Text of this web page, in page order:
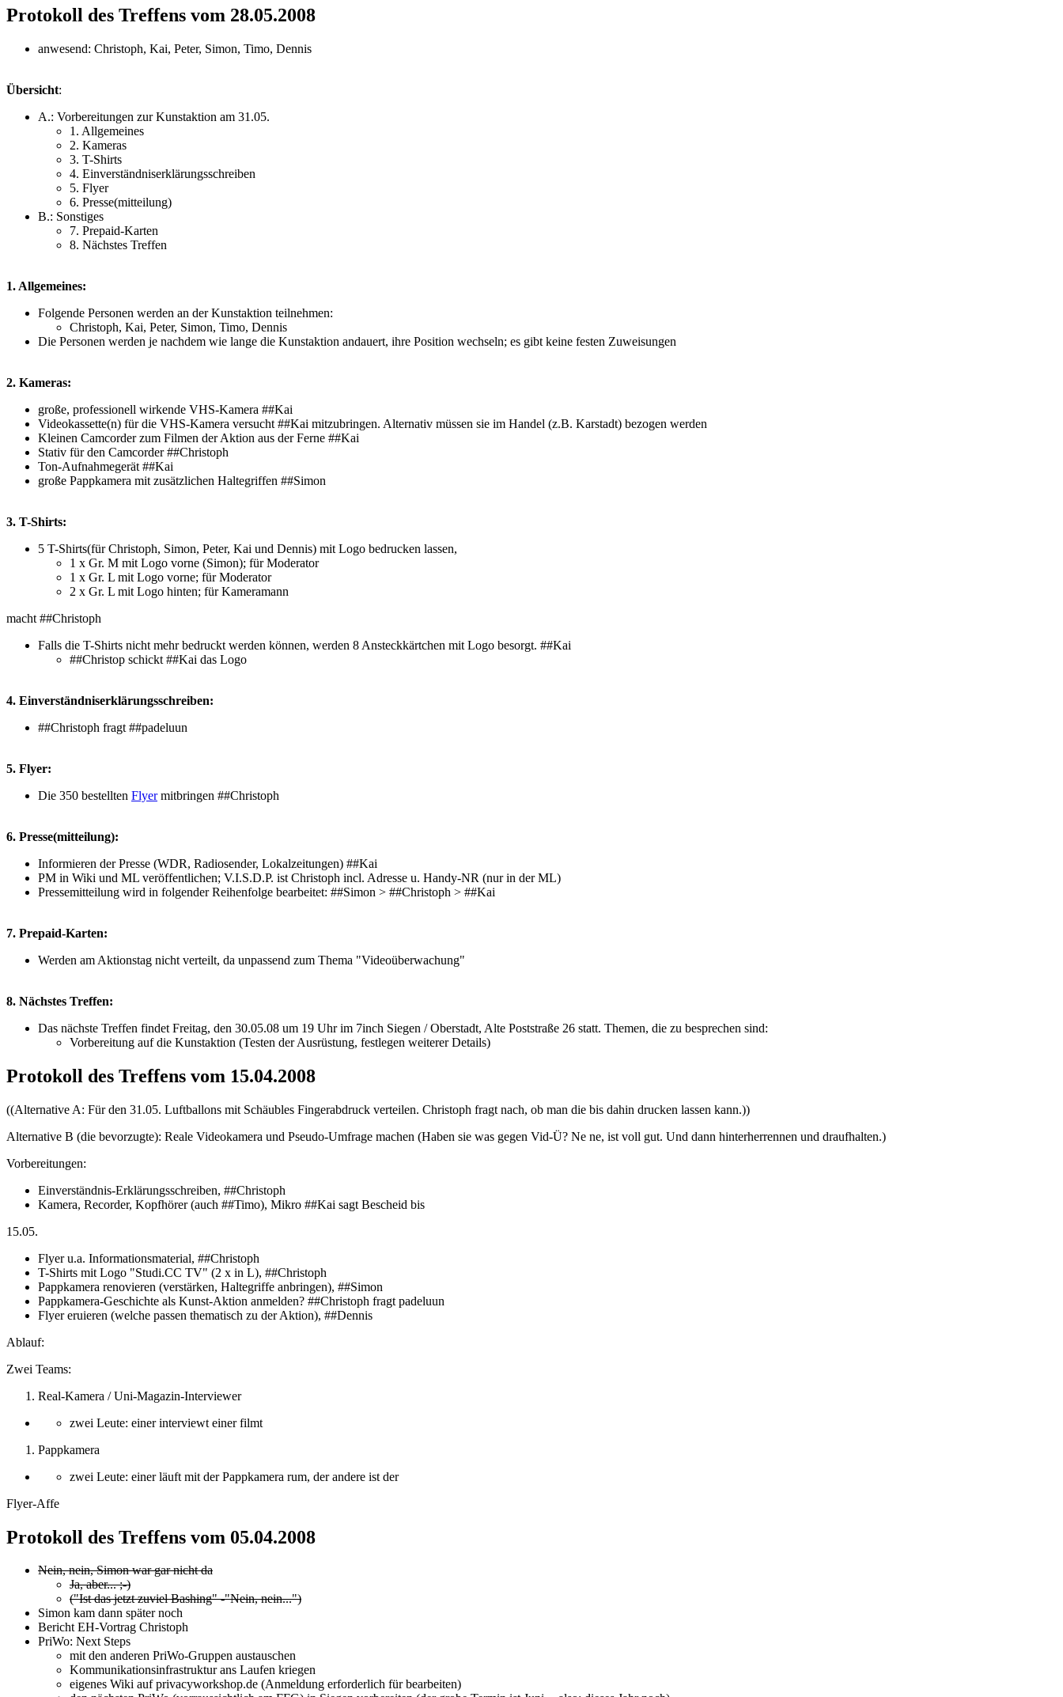
Protokoll des Treffens vom 28.05.2008
anwesend: Christoph, Kai, Peter, Simon, Timo, Dennis
Übersicht:
A.: Vorbereitungen zur Kunstaktion am 31.05.
1. Allgemeines
2. Kameras
3. T-Shirts
4. Einverständniserklärungsschreiben
5. Flyer
6. Presse(mitteilung)
B.: Sonstiges
7. Prepaid-Karten
8. Nächstes Treffen
1. Allgemeines:
Folgende Personen werden an der Kunstaktion teilnehmen:
Christoph, Kai, Peter, Simon, Timo, Dennis
Die Personen werden je nachdem wie lange die Kunstaktion andauert, ihre Position wechseln; es gibt keine festen Zuweisungen
2. Kameras:
große, professionell wirkende VHS-Kamera ##Kai
Videokassette(n) für die VHS-Kamera versucht ##Kai mitzubringen. Alternativ müssen sie im Handel (z.B. Karstadt) bezogen werden
Kleinen Camcorder zum Filmen der Aktion aus der Ferne ##Kai
Stativ für den Camcorder ##Christoph
Ton-Aufnahmegerät ##Kai
große Pappkamera mit zusätzlichen Haltegriffen ##Simon
3. T-Shirts:
5 T-Shirts(für Christoph, Simon, Peter, Kai und Dennis) mit Logo bedrucken lassen,
1 x Gr. M mit Logo vorne (Simon); für Moderator
1 x Gr. L mit Logo vorne; für Moderator
2 x Gr. L mit Logo hinten; für Kameramann
macht ##Christoph
Falls die T-Shirts nicht mehr bedruckt werden können, werden 8 Ansteckkärtchen mit Logo besorgt. ##Kai
##Christop schickt ##Kai das Logo
4. Einverständniserklärungsschreiben:
##Christoph fragt ##padeluun
5. Flyer:
Die 350 bestellten Flyermitbringen ##Christoph
6. Presse(mitteilung):
Informieren der Presse (WDR, Radiosender, Lokalzeitungen) ##Kai
PM in Wiki und ML veröffentlichen; V.I.S.D.P. ist Christoph incl. Adresse u. Handy-NR (nur in der ML)
Pressemitteilung wird in folgender Reihenfolge bearbeitet: ##Simon > ##Christoph > ##Kai
7. Prepaid-Karten:
Werden am Aktionstag nicht verteilt, da unpassend zum Thema "Videoüberwachung"
8. Nächstes Treffen:
Das nächste Treffen findet Freitag, den 30.05.08 um 19 Uhr im 7inch Siegen / Oberstadt, Alte Poststraße 26 statt. Themen, die zu besprechen sind:
Vorbereitung auf die Kunstaktion (Testen der Ausrüstung, festlegen weiterer Details)
Protokoll des Treffens vom 15.04.2008
((Alternative A: Für den 31.05. Luftballons mit Schäubles Fingerabdruck verteilen. Christoph fragt nach, ob man die bis dahin drucken lassen kann.))
Alternative B (die bevorzugte): Reale Videokamera und Pseudo-Umfrage machen (Haben sie was gegen Vid-Ü? Ne ne, ist voll gut. Und dann hinterherrennen und draufhalten.)
Vorbereitungen:
Einverständnis-Erklärungsschreiben, ##Christoph
Kamera, Recorder, Kopfhörer (auch ##Timo), Mikro ##Kai sagt Bescheid bis
15.05.
Flyer u.a. Informationsmaterial, ##Christoph
T-Shirts mit Logo "Studi.CC TV" (2 x in L), ##Christoph
Pappkamera renovieren (verstärken, Haltegriffe anbringen), ##Simon
Pappkamera-Geschichte als Kunst-Aktion anmelden? ##Christoph fragt padeluun
Flyer eruieren (welche passen thematisch zu der Aktion), ##Dennis
Ablauf:
Zwei Teams:
Real-Kamera / Uni-Magazin-Interviewer
zwei Leute: einer interviewt einer filmt
Pappkamera
zwei Leute: einer läuft mit der Pappkamera rum, der andere ist der
Flyer-Affe
Protokoll des Treffens vom 05.04.2008
Nein, nein, Simon war gar nicht da
Ja, aber... ;-)
("Ist das jetzt zuviel Bashing" -"Nein, nein...")
Simon kam dann später noch
Bericht EH-Vortrag Christoph
PriWo: Next Steps
mit den anderen PriWo-Gruppen austauschen
Kommunikationsinfrastruktur ans Laufen kriegen
eigenes Wiki auf privacyworkshop.de (Anmeldung erforderlich für bearbeiten)